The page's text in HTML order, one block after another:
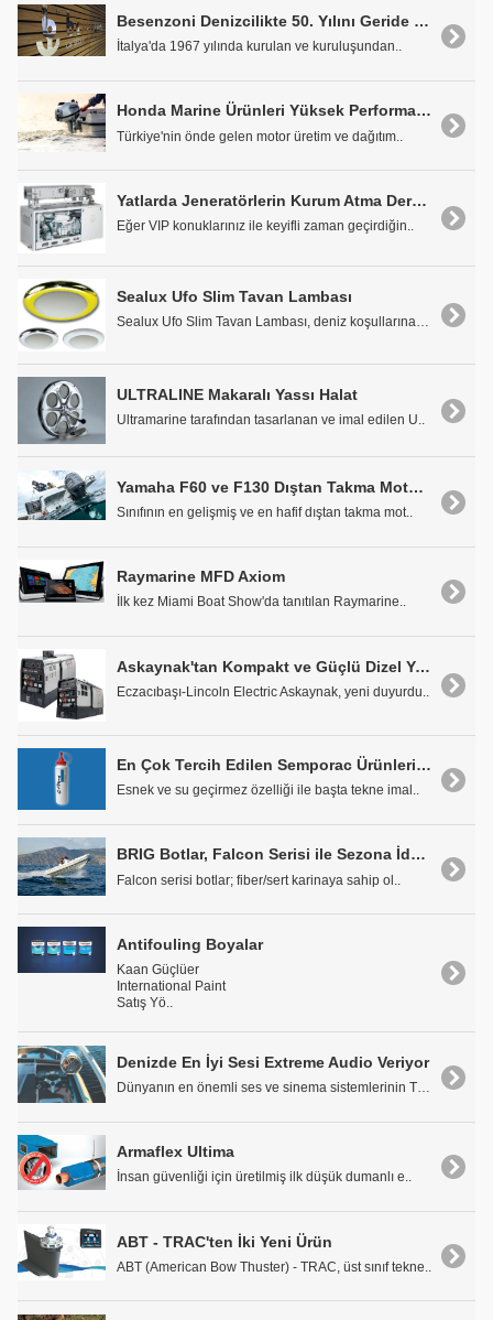
Besenzoni Denizcilikte 50. Yılını Geride Bıraktı
İtalya'da 1967 yılında kurulan ve kuruluşundan..
Honda Marine Ürünleri Yüksek Performansları ile Fark Yaratıyor
Türkiye'nin önde gelen motor üretim ve dağıtım..
Yatlarda Jeneratörlerin Kurum Atma Derdine Son: Zenoro'dan "Zero Soot" Kurum Filtresi Çözümleri
Eğer VIP konuklarınız ile keyifli zaman geçirdiğin..
Sealux Ufo Slim Tavan Lambası
ULTRALINE Makaralı Yassı Halat
Ultramarine tarafından tasarlanan ve imal edilen U..
Yamaha F60 ve F130 Dıştan Takma Motorlar
Sınıfının en gelişmiş ve en hafif dıştan takma mot..
Raymarine MFD Axiom
İlk kez Miami Boat Show'da tanıtılan Raymarine..
Askaynak'tan Kompakt ve Güçlü Dizel Yeni Kaynak Jeneratörü: VANTAGE 410 CE
Eczacıbaşı-Lincoln Electric Askaynak, yeni duyurdu..
En Çok Tercih Edilen Semporac Ürünleri Çarkçı Denizcilik'te
Esnek ve su geçirmez özelliği ile başta tekne imal..
BRIG Botlar, Falcon Serisi ile Sezona İddialı Giriyor
Falcon serisi botlar; fiber/sert karinaya sahip ol..
Antifouling Boyalar
Kaan Güçlüer
International Paint
Satış Yö..
Denizde En İyi Sesi Extreme Audio Veriyor
Dünyanın en önemli ses ve sinema sistemlerinin Tür..
Armaflex Ultima
İnsan güvenliği için üretilmiş ilk düşük dumanlı e..
ABT - TRAC'ten İki Yeni Ürün
ABT (American Bow Thuster) - TRAC, üst sınıf tekne..